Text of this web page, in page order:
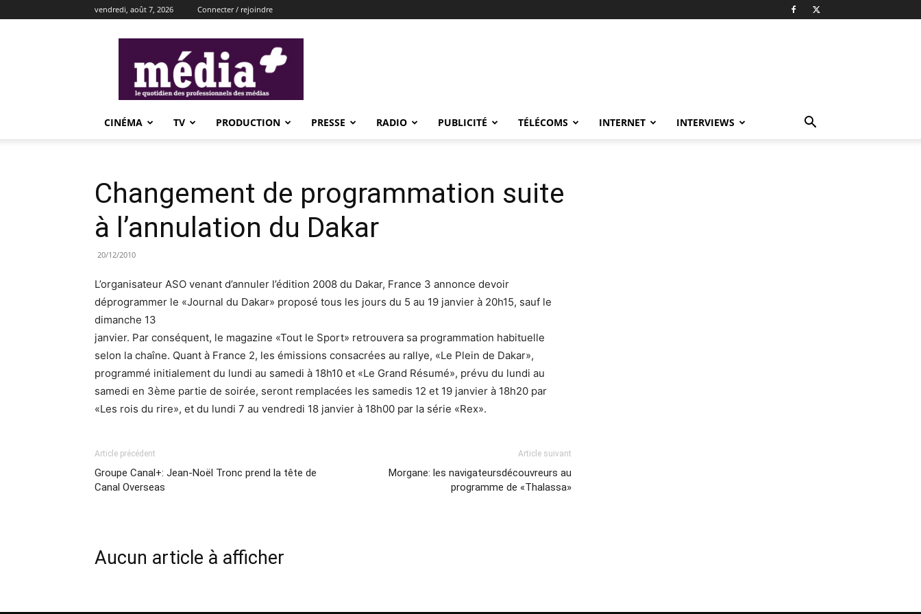
vendredi, août 7, 2026 Connecter / rejoindre
CINÉMA TV PRODUCTION PRESSE RADIO PUBLICITÉ TÉLÉCOMS INTERNET INTERVIEWS
Changement de programmation suite
à l’annulation du Dakar
20/12/2010
L’organisateur ASO venant d’annuler l’édition 2008 du Dakar, France 3 annonce devoir
déprogrammer le «Journal du Dakar» proposé tous les jours du 5 au 19 janvier à 20h15, sauf le
dimanche 13
janvier. Par conséquent, le magazine «Tout le Sport» retrouvera sa programmation habituelle
selon la chaîne. Quant à France 2, les émissions consacrées au rallye, «Le Plein de Dakar»,
programmé initialement du lundi au samedi à 18h10 et «Le Grand Résumé», prévu du lundi au
samedi en 3ème partie de soirée, seront remplacées les samedis 12 et 19 janvier à 18h20 par
«Les rois du rire», et du lundi 7 au vendredi 18 janvier à 18h00 par la série «Rex».
Article précédent
Groupe Canal+: Jean-Noël Tronc prend la tête de
Canal Overseas
Article suivant
Morgane: les navigateursdécouvreurs au
programme de «Thalassa»
Aucun article à afficher